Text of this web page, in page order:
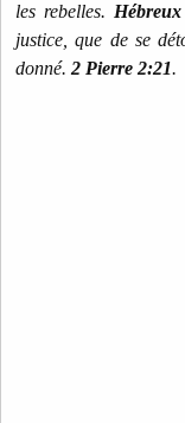
les rebelles.
justice, que de se
donné. 2 Pierre 2:21.